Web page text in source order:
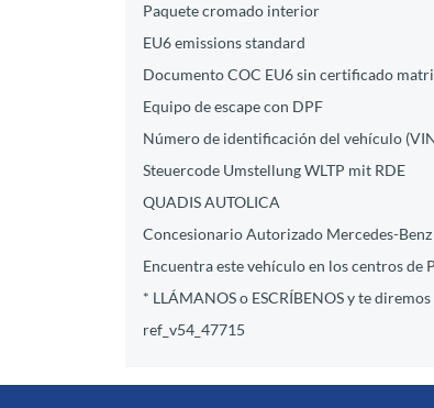
Paquete cromado interior
EU6 emissions standard
Documento COC EU6 sin certificado
Equipo de escape con DPF
Número de identificación del vehículo
Steuercode Umstellung WLTP mit RDE
QUADIS AUTOLICA
Concesionario Autorizado Mercedes-Benz
Encuentra este vehículo en los centros de
* LLÁMANOS o ESCRÍBENOS y te
ref_v54_47715